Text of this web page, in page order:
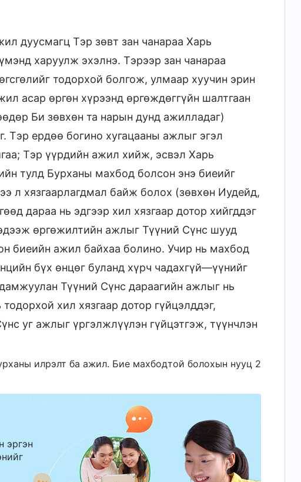
дуусмагц Тэр зөвт зан чанараа Харь
харуулж эхэлнэ. Тэрээр зан чанараа
тодорхой болгож, улмаар хуучин эрин
асар өргөн хүрээнд өргөждөггүйн шалтгаан
Би зөвхөн та нарын дунд ажилладаг)
Тэр ердөө богино хугацааны ажлыг эгэл
Тэр үүрдийн ажил хийж, эсвэл Харь
тулд Бурханы махбод болсон энэ биеийг
л хязгаарлагдмал байж болох (зөвхөн Иудейд,
дараа нь эдгээр хил хязгаар дотор хийгддэг
өргөжилтийн ажлыг Түүний Сүнс шууд
биеийн ажил байхаа болино. Учир нь махбод
бүх өнцөг буланд хүрч чадахгүй—үүнийг
Түүний Сүнс дараагийн ажлыг нь
хил хязгаар дотор гүйцэлддэг,
уг ажлыг үргэлжлүүлэн гүйцэтгэж, түүнчлэн
илрэлт ба ажил. Бие махбодтой болохын нууц 2
эргэн